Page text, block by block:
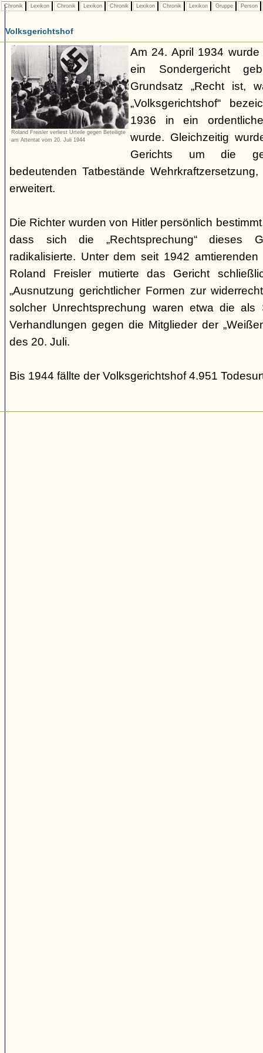
Chronik Lexikon Chronik Lexikon Chronik Lexikon Chronik Lexikon Gruppe Person
Volksgerichtshof
Roland Freisler verliest Urteile gegen Beteiligte
am Attentat vom 20. Juli 1944
Am 24. April 1934
ein Sondergericht
Grundsatz „Recht ist,
„Volksgerichtshof“
1936 in ein
wurde. Gleichzeitig
Gerichts um die
bedeutenden Tatbestände
erweitert.
Die Richter wurden von Hitler persönlich
dass sich die „Rechtsprechung“ dieses
radikalisierte. Unter dem seit 1942 amtierenden
Roland Freisler mutierte das Gericht
„Ausnutzung gerichtlicher Formen zur
solcher Unrechtsprechung waren etwa die als
Verhandlungen gegen die Mitglieder der
des 20. Juli.
Bis 1944 fällte der Volksgerichtshof 4.951